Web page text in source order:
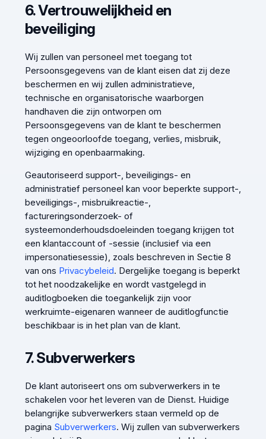
6. Vertrouwelijkheid en
beveiliging
Wij zullen van personeel met toegang tot
Persoonsgegevens van de klant eisen dat zij deze
beschermen en wij zullen administratieve,
technische en organisatorische waarborgen
handhaven die zijn ontworpen om
Persoonsgegevens van de klant te beschermen
tegen ongeoorloofde toegang, verlies, misbruik,
wijziging en openbaarmaking.
Geautoriseerd support-, beveiligings- en
administratief personeel kan voor beperkte support-,
beveiligings-, misbruikreactie-,
factureringsonderzoek- of
systeemonderhoudsdoeleinden toegang krijgen tot
een klantaccount of -sessie (inclusief via een
impersonatiesessie), zoals beschreven in Sectie 8
van ons Privacybeleid. Dergelijke toegang is beperkt
tot het noodzakelijke en wordt vastgelegd in
auditlogboeken die toegankelijk zijn voor
werkruimte-eigenaren wanneer de auditlogfunctie
beschikbaar is in het plan van de klant.
7. Subverwerkers
De klant autoriseert ons om subverwerkers in te
schakelen voor het leveren van de Dienst. Huidige
belangrijke subverwerkers staan vermeld op de
pagina Subverwerkers. Wij zullen van subverwerkers